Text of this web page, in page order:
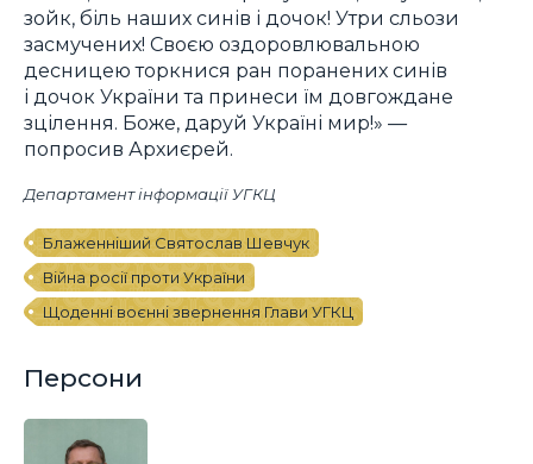
зойк, біль наших синів і дочок! Утри сльози
засмучених! Своєю оздоровлювальною
десницею торкнися ран поранених синів
і дочок України та принеси їм довгождане
зцілення. Боже, даруй Україні мир!» —
попросив Архиєрей.
Департамент інформації УГКЦ
Блаженніший Святослав Шевчук
Війна росії проти України
Щоденні воєнні звернення Глави УГКЦ
Персони